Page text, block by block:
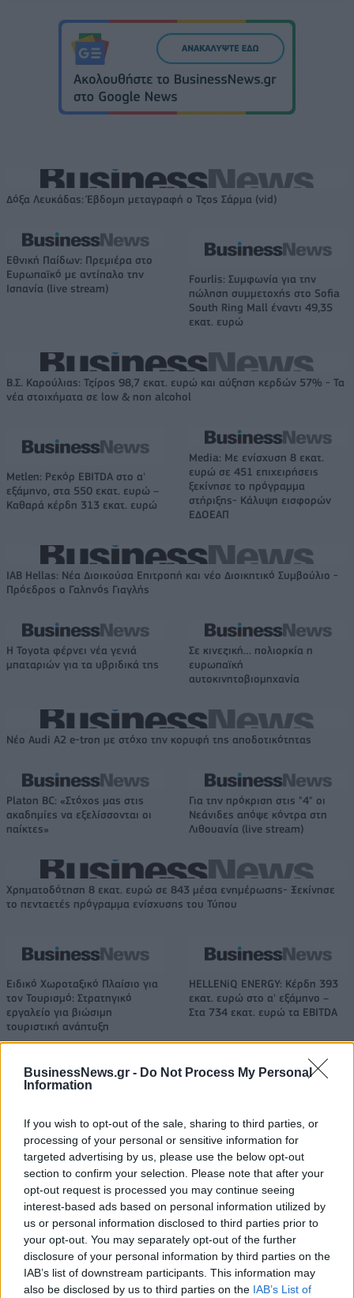
BusinessNews.gr - Do Not Process My Personal
Information
If you wish to opt-out of the sale, sharing to third parties, or
processing of your personal or sensitive information for
targeted advertising by us, please use the below opt-out
section to confirm your selection. Please note that after your
opt-out request is processed you may continue seeing
interest-based ads based on personal information utilized by
us or personal information disclosed to third parties prior to
your opt-out. You may separately opt-out of the further
disclosure of your personal information by third parties on the
IAB’s list of downstream participants. This information may
also be disclosed by us to third parties on the IAB’s List of
Δόξα Λευκάδας: Έβδομη μεταγραφή ο Τζος Σάρμα (vid)
Εθνική Παίδων: Πρεμιέρα στο
Ευρωπαϊκό με αντίπαλο την
Ισπανία (live stream)
Fourlis: Συμφωνία για την
πώληση συμμετοχής στο Sofia
South Ring Mall έναντι 49,35
εκατ. ευρώ
Β.Σ. Καρούλιας: Τζίρος 98,7 εκατ. ευρώ και αύξηση κερδών 57% - Τα
νέα στοιχήματα σε low & non alcohol
Metlen: Ρεκόρ EBITDA στο α'
εξάμηνο, στα 550 εκατ. ευρώ –
Καθαρά κέρδη 313 εκατ. ευρώ
Media: Με ενίσχυση 8 εκατ.
ευρώ σε 451 επιχειρήσεις
ξεκίνησε το πρόγραμμα
στήριξης- Κάλυψη εισφορών
ΕΔΟΕΑΠ
IAB Hellas: Νέα Διοικούσα Επιτροπή και νέο Διοικητικό Συμβούλιο -
Πρόεδρος ο Γαληνός Γιαγλής
Η Toyota φέρνει νέα γενιά
μπαταριών για τα υβριδικά της
Σε κινεζική… πολιορκία η
ευρωπαϊκή
αυτοκινητοβιομηχανία
Νέο Audi A2 e-tron με στόχο την κορυφή της αποδοτικότητας
Platon BC: «Στόχος μας στις
ακαδημίες να εξελίσσονται οι
παίκτες»
Για την πρόκριση στις "4" οι
Νεάνιδες απόψε κόντρα στη
Λιθουανία (live stream)
Χρηματοδότηση 8 εκατ. ευρώ σε 843 μέσα ενημέρωσης- Ξεκίνησε
το πενταετές πρόγραμμα ενίσχυσης του Τύπου
Ειδικό Χωροταξικό Πλαίσιο για
τον Τουρισμό: Στρατηγικό
εργαλείο για βιώσιμη
τουριστική ανάπτυξη
HELLENiQ ENERGY: Κέρδη 393
εκατ. ευρώ στο α' εξάμηνο –
Στα 734 εκατ. ευρώ τα EBITDA
Η Chery επενδύει 75 εκατ. δολάρια στην KG Mobility
Το FIAT 500 Hybrid τώρα από
18.990 ευρώ
Ατρόμητος και Novibet
συνεχίζουν μαζί: Ανανέωση της
συνεργασίας τους μέχρι το
2028
18η συνεχόμενη χρονιά για τον ΟΤΕ στη διεθνή σειρά δεικτών
FTSE4Good